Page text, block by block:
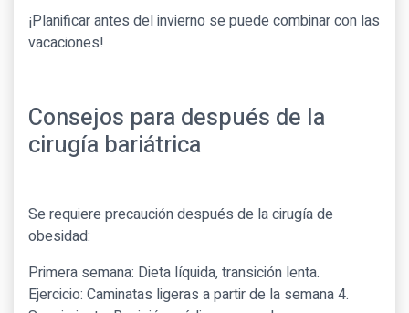
¡Planificar antes del invierno se puede combinar con las
vacaciones!
Consejos para después de la
cirugía bariátrica
Se requiere precaución después de la cirugía de
obesidad:
Primera semana: Dieta líquida, transición lenta.
Ejercicio: Caminatas ligeras a partir de la semana 4.